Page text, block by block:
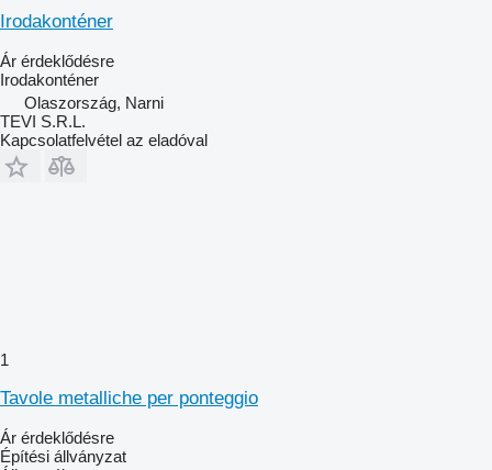
Irodakonténer
Ár érdeklődésre
Irodakonténer
Olaszország, Narni
TEVI S.R.L.
Kapcsolatfelvétel az eladóval
1
Tavole metalliche per ponteggio
Ár érdeklődésre
Építési állványzat